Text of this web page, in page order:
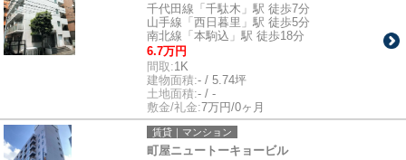
千代田線「千駄木」駅 徒歩7分
山手線「西日暮里」駅 徒歩5分
南北線「本駒込」駅 徒歩18分
6.7万円
間取:1K
建物面積:- / 5.74坪
土地面積:- / -
敷金/礼金:7万円/0ヶ月
賃貸｜マンション
町屋ニュートーキョービル